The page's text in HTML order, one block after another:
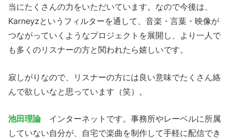
当にたくさんの力をいただいています。なので今後は、
Karneyzというフィルターを通して、音楽・言葉・映像が
つながっていくようなプロジェクトを展開し、より一人で
も多くのリスナーの方と関われたら嬉しいです。
寂しがりなので、リスナーの方には良い意味でたくさん絡
んで欲しいなと思っています（笑）。
池田理論インターネットです。事務所やレーベルに所属
していない自分が、自宅で楽曲を制作して手軽に配信でき